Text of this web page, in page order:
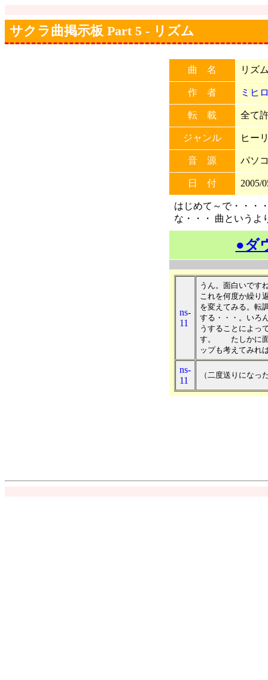
サクラ曲掲示板 Part 5 - リズム
曲 名 リズ
作 者 ミヒ
転 載 全て
ジャンル ヒー
音 源 パソ
日 付 2005/
はじめて～で・・・
な・・・ 曲というよ
●ダ
ns-
11
うん。面白いです
これを何度か繰り
を変えてみる。転
する・・・。いろ
うすることによっ
す。 たしかに面
ップも考えてみれ
ns-
11
（二度送りになっ